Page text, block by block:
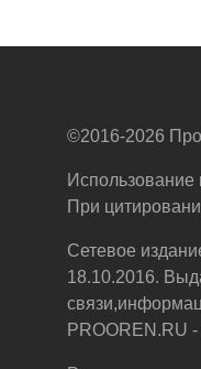
©2016-2026
Использование
При
Сетевое
18.10.2016.
PROOREN.RU -